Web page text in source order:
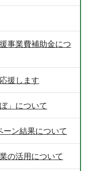
事業費補助金につ
援します
」について
ン結果について
の活用について